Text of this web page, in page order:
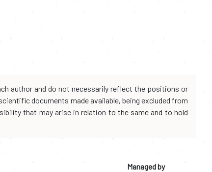
author and do not necessarily reflect the positions or
documents made available, being excluded from
that may arise in relation to the same and to hold
Managed by